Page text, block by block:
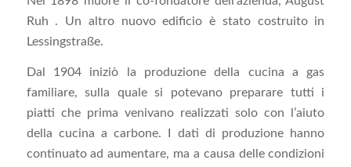
Ruh . Un altro nuovo edificio è stato costruito in
Lessingstraße.
Dal 1904 iniziò la produzione della cucina a gas
familiare, sulla quale si potevano preparare tutti i
piatti che prima venivano realizzati solo con l’aiuto
della cucina a carbone. I dati di produzione hanno
continuato ad aumentare, ma a causa delle condizioni